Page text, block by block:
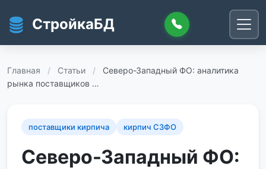
СтройкаБД
Главная / Статьи /
Северо-Западный ФО: аналитика
рынка поставщиков …
поставщики кирпича кирпич СЗФО
Северо-Западный ФО: